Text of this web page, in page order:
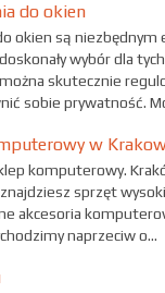
do okien
okien są
wybór dla
skutecznie
sobie prywatność.
w
komputerowy.
sprzęt
akcesoria
naprzeciw o...